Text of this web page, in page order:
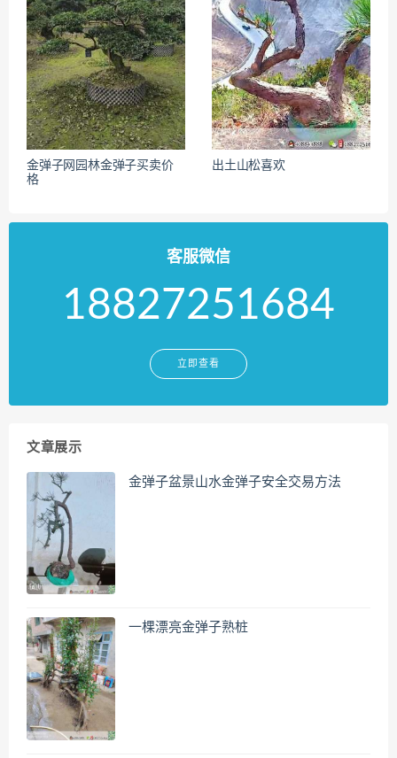
金弹子网园林金弹子买卖价
格
出土山松喜欢
客服微信
18827251684
立即查看
文章展示
金弹子盆景山水金弹子安全交易方法
一棵漂亮金弹子熟桩